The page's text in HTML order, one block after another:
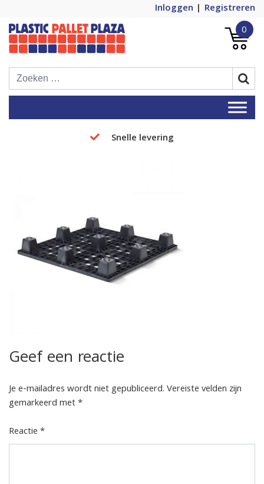
Inloggen
Registreren
Plastic Pallet Plaza
Plastic Pallets Plaza, de nummer 1 in
Europa!
0
Snelle levering
Geef een reactie
Je e-mailadres wordt niet gepubliceerd.Vereiste velden zijn
gemarkeerd met*
Reactie*